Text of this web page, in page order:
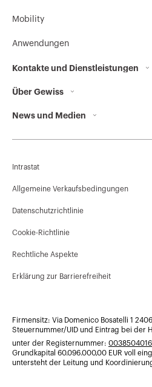
Mobility
Anwendungen
Kontakte und Dienstleistungen
Kontakte
GEWISS-Hauptsitz
GEWISS finden
Support
Software
BIM
Über Gewiss
Wer wir sind
Geschichte
Nachhaltigkeit
Unternehmensführung
Arbeiten Sie bei uns!
Projekte
News und Medien
Kampagnen
Pressemitteilungen
Download
Intrastat
Allgemeine Verkaufsbedingungen
Datenschutzrichtlinie
Cookie-Richtlinie
Rechtliche Aspekte
Erklärung zur Barrierefreiheit
Firmensitz: Via Domenico Bosatelli 1
Steuernummer/UID und Eintrag bei der
unter der Registernummer:
Grundkapital 60.096.000,00 EUR voll
untersteht der Leitung und